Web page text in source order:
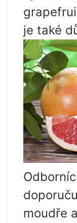
je také
moudře